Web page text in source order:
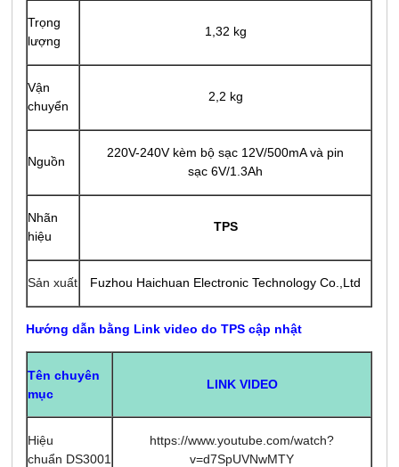
Trọng
lượng
1,32 kg
Vận
chuyển
2,2 kg
Nguồn
220V-240V kèm bộ sạc 12V/500mA và pin
sạc 6V/1.3Ah
Nhãn
hiệu
TPS
Sản xuất Fuzhou Haichuan Electronic Technology Co.,Ltd
Hướng dẫn bằng Link video do TPS cập nhật
Tên chuyên
mục
LINK VIDEO
Hiệu
chuẩn DS3001
https://www.youtube.com/watch?
v=d7SpUVNwMTY